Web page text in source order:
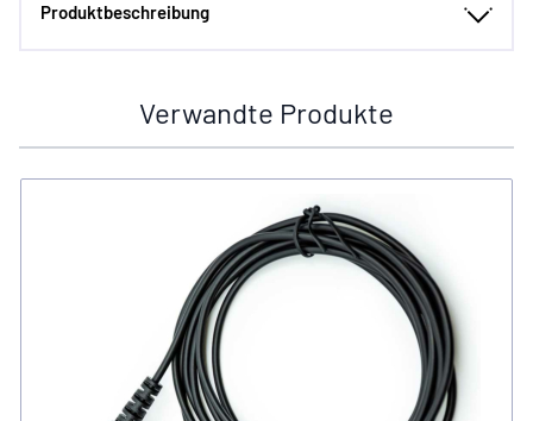
Produktbeschreibung
Verwandte Produkte